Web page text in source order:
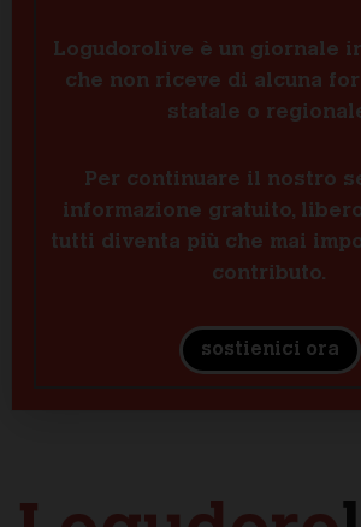
Logudorolive è un giornale
che non riceve di alcuna
statale o
Per continuare il nostro
informazione gratuito,
tutti diventa più che mai
contributo.
sostienici ora